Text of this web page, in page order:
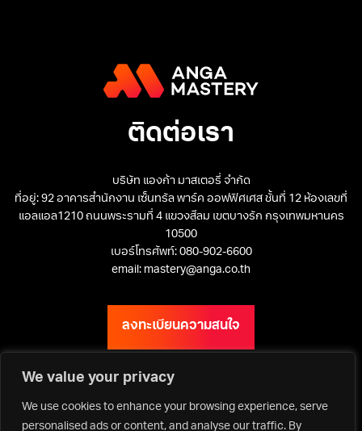
We value your privacy
We use cookies to enhance your browsing experience, serve
personalised ads or content, and analyse our traffic. By
ติดต่อเรา
บริษัท แองก้า มาสเตอรี่ จำกัด
ที่อยู่: 92 อาคารสำนักงาน เซ็นทรัล พาร์ค ออฟฟิศเศส ชั้นที่ 12 ห้องเลขที่
แอลแอล1210 ถนนพระรามที่ 4 แขวงสีลม เขตบางรัก กรุงเทพมหานคร
10500
เบอร์โทรศัพท์: 080-902-6600
email: mastery@anga.co.th
ลงทะเบียนความสนใจ